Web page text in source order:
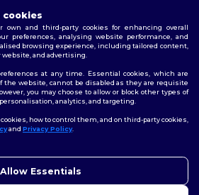
Reserved
Policy
cookies
and third-party cookies for enhancing overall
preferences, analysing website performance, and
browsing experience, including tailored content,
and advertising.
at any time. Essential cookies, which are
the website, cannot be disabled as they are requisite
you may choose to allow or block other types of
analytics, and targeting.
how to control them, and on third-party cookies,
and Privacy Policy.
Allow Essentials
nebo obavy, můžete nás